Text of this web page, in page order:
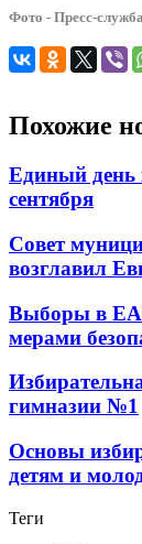
Фото - Пресс-
Похожие
Единый день
сентября
Совет
возглавил
Выборы в
мерами
гимназии №1
Основы
детям и
Теги